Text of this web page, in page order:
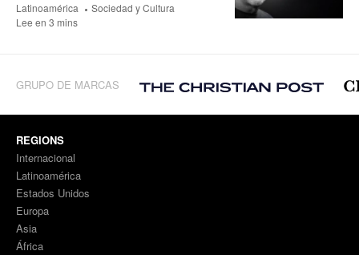
Latinoamérica
Sociedad y Cultura
Lee en 3 mins
GRUPO DE MARCAS
REGIONS
Internacional
Latinoamérica
Estados Unidos
Europa
Asia
África